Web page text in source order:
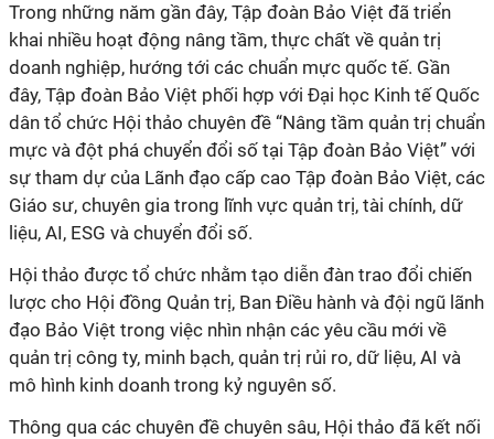
Trong những năm gần đây, Tập đoàn Bảo Việt đã triển
khai nhiều hoạt động nâng tầm, thực chất về quản trị
doanh nghiệp, hướng tới các chuẩn mực quốc tế. Gần
đây, Tập đoàn Bảo Việt phối hợp với Đại học Kinh tế Quốc
dân tổ chức Hội thảo chuyên đề “Nâng tầm quản trị chuẩn
mực và đột phá chuyển đổi số tại Tập đoàn Bảo Việt” với
sự tham dự của Lãnh đạo cấp cao Tập đoàn Bảo Việt, các
Giáo sư, chuyên gia trong lĩnh vực quản trị, tài chính, dữ
liệu, AI, ESG và chuyển đổi số.
Hội thảo được tổ chức nhằm tạo diễn đàn trao đổi chiến
lược cho Hội đồng Quản trị, Ban Điều hành và đội ngũ lãnh
đạo Bảo Việt trong việc nhìn nhận các yêu cầu mới về
quản trị công ty, minh bạch, quản trị rủi ro, dữ liệu, AI và
mô hình kinh doanh trong kỷ nguyên số.
Thông qua các chuyên đề chuyên sâu, Hội thảo đã kết nối